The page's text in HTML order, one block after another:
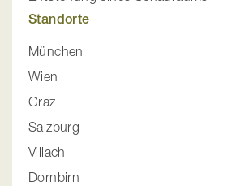
Standorte
München
Wien
Graz
Salzburg
Villach
Dornbirn